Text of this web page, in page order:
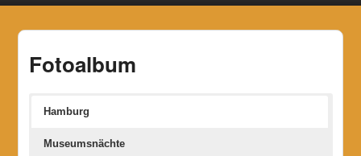
Fotoalbum
Hamburg
Museumsnächte